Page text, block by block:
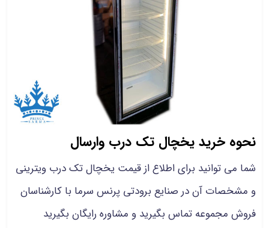
نحوه خرید یخچال تک درب وارسال
شما می توانید برای اطلاع ازقیمت یخچال تک درب ویترینی
و مشخصات آن در صنایع برودتی پرنس سرما با کارشناسان
فروش مجموعه تماس بگیرید و مشاوره رایگان بگیرید